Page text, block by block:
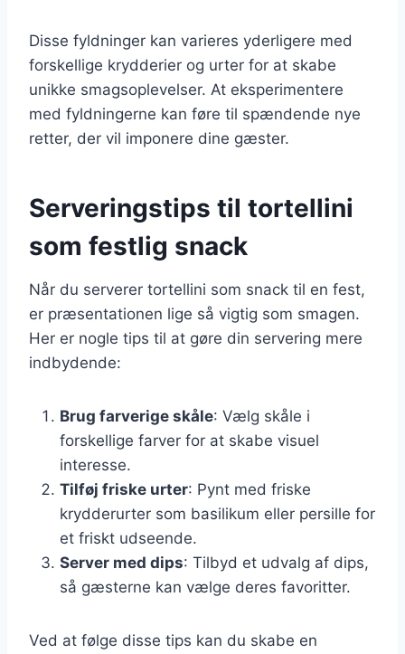
Disse fyldninger kan varieres yderligere med
forskellige krydderier og urter for at skabe
unikke smagsoplevelser. At eksperimentere
med fyldningerne kan føre til spændende nye
retter, der vil imponere dine gæster.
Serveringstips til tortellini
som festlig snack
Når du serverer tortellini som snack til en fest,
er præsentationen lige så vigtig som smagen.
Her er nogle tips til at gøre din servering mere
indbydende:
Brug farverige skåle: Vælg skåle i
forskellige farver for at skabe visuel
interesse.
Tilføj friske urter: Pynt med friske
krydderurter som basilikum eller persille for
et friskt udseende.
Server med dips: Tilbyd et udvalg af dips,
så gæsterne kan vælge deres favoritter.
Ved at følge disse tips kan du skabe en